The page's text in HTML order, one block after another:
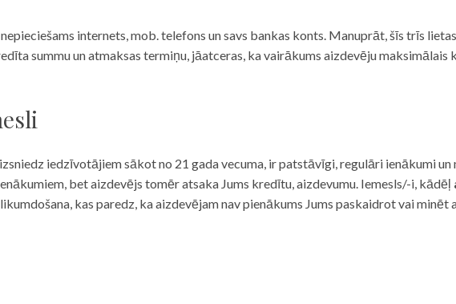
internets, mob. telefons un savs bankas konts. Manuprāt, šīs trīs
summu un atmaksas termiņu, jāatceras, ka vairākums aizdevēju maksimālais
iedzīvotājiem sākot no 21 gada vecuma, ir patstāvīgi, regulāri ienākumi un
bet aizdevējs tomēr atsaka Jums kredītu, aizdevumu. Iemesls/-i, kādēļ
kas paredz, ka aizdevējam nav pienākums Jums paskaidrot vai minēt